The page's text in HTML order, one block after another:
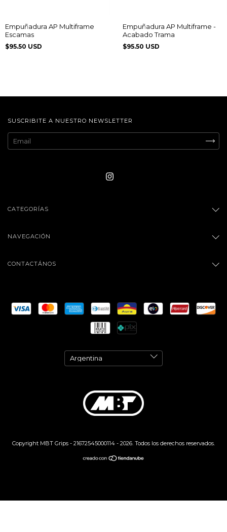
Empuñadura AP Multiframe
Escamas
$95.50 USD
Empuñadura AP Multiframe -
Acabado Trama
$95.50 USD
SUSCRIBITE A NUESTRO NEWSLETTER
CATEGORÍAS
NAVEGACIÓN
CONTACTÁNOS
Copyright MBT Grips - 21672545000114 - 2026. Todos los derechos reservados.